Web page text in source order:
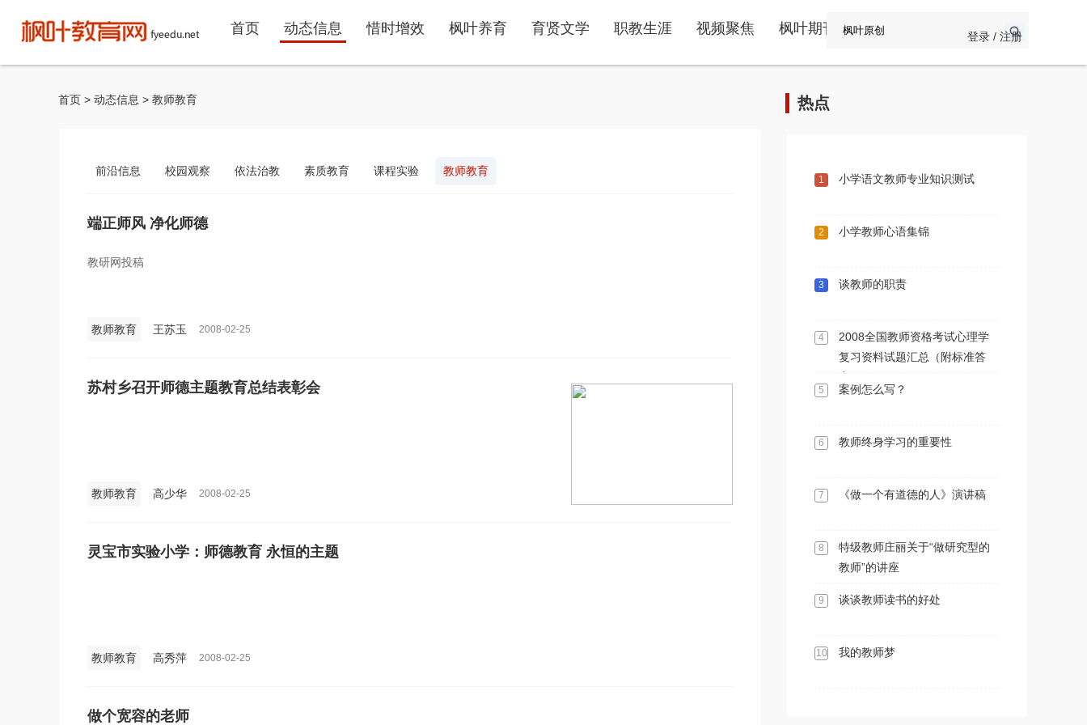
首页 动态信息 惜时增效 枫叶养育 育贤文学 职教生涯 视频聚焦 枫叶期刊 登录 / 注册
首页 > 动态信息 > 教师教育
前沿信息 校园观察 依法治教 素质教育 课程实验 教师教育
端正师风 净化师德
教研网投稿
教师教育 王苏玉 2008-02-25
苏村乡召开师德主题教育总结表彰会
教师教育 高少华 2008-02-25
灵宝市实验小学：师德教育 永恒的主题
教师教育 高秀萍 2008-02-25
做个宽容的老师
热点
1 小学语文教师专业知识测试
2 小学教师心语集锦
3 谈教师的职责
4
2008全国教师资格考试心理学
复习资料试题汇总（附标准答
5 案例怎么写？
6 教师终身学习的重要性
7 《做一个有道德的人》演讲稿
8
特级教师庄丽关于“做研究型的
教师”的讲座
9 谈谈教师读书的好处
10 我的教师梦